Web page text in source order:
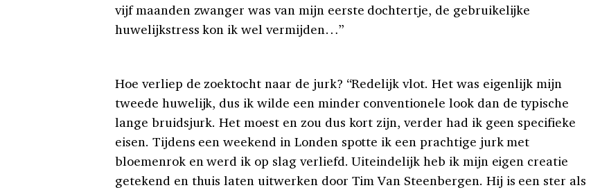
vijf maanden zwanger was van mijn eerste dochtertje, de gebruikelijke
huwelijkstress kon ik wel vermijden…”
Hoe verliep de zoektocht naar de jurk? “Redelijk vlot. Het was eigenlijk mijn
tweede huwelijk, dus ik wilde een minder conventionele look dan de typische
lange bruidsjurk. Het moest en zou dus kort zijn, verder had ik geen specifieke
eisen. Tijdens een weekend in Londen spotte ik een prachtige jurk met
bloemenrok en werd ik op slag verliefd. Uiteindelijk heb ik mijn eigen creatie
getekend en thuis laten uitwerken door Tim Van Steenbergen. Hij is een ster als